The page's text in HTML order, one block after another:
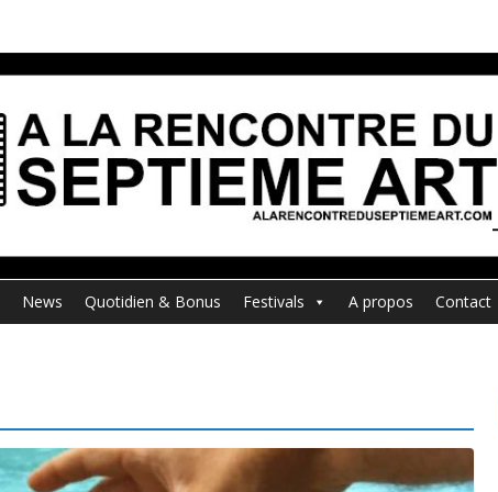
News Quotidien & Bonus Festivals A propos Contact